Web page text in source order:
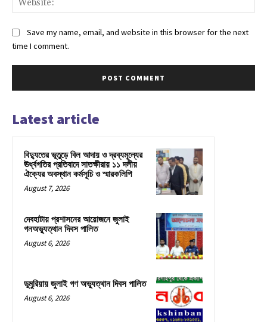
Save my name, email, and website in this browser for the next
time I comment.
Latest article
বিদ্যুতের ভূতুড়ে বিল আদায় ও দ্রব্যমূল্যের
ঊর্ধ্বগতির প্রতিবাদে সাতক্ষীরায় ১১ দলীয়
ঐক্যের অবস্থান কর্মসূচি ও স্মারকলিপি
August 7, 2026
দেবহাটায় প্রশাসনের আয়োজনে জুলাই
গনঅভ্যুত্থান দিবস পালিত
August 6, 2026
ডুমুরিয়ায় জুলাই গণ অভ্যুত্থান দিবস পালিত
August 6, 2026